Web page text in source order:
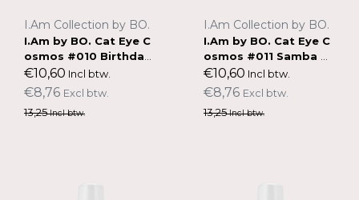
I.Am Collection by BO.
I.Am by BO. Cat Eye C
osmos #010 Birthday
Cake (15ml)
€10,60 Incl btw.
€8,76 Excl btw.
13,25Incl btw.
I.Am Collection by BO.
I.Am by BO. Cat Eye C
osmos #011 Samba P
arade (15ml)
€10,60 Incl btw.
€8,76 Excl btw.
13,25Incl btw.